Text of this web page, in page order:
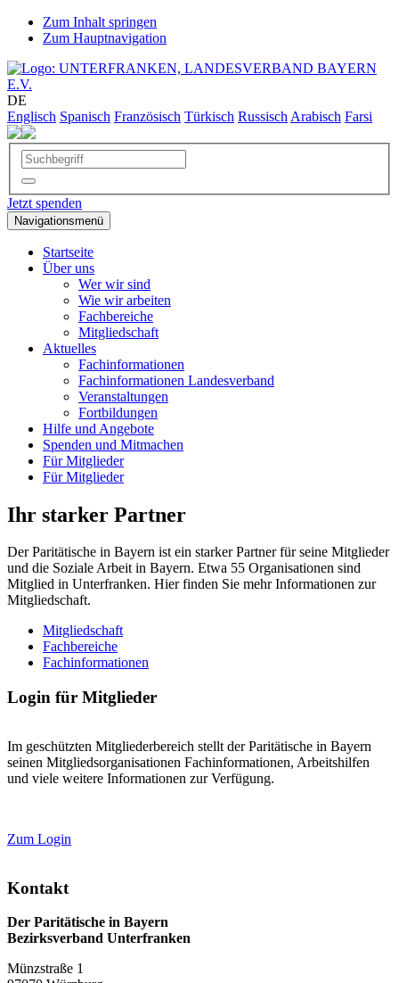
Zum Inhalt springen
Zum Hauptnavigation
DE
Englisch Spanisch Französisch Türkisch Russisch Arabisch Farsi
Jetzt spenden
Navigationsmenü
Startseite
Über uns
Wer wir sind
Wie wir arbeiten
Fachbereiche
Mitgliedschaft
Aktuelles
Fachinformationen
Fachinformationen Landesverband
Veranstaltungen
Fortbildungen
Hilfe und Angebote
Spenden und Mitmachen
Für Mitglieder
Für Mitglieder
Ihr starker Partner
Der Paritätische in Bayern ist ein starker Partner für seine Mitglieder
und die Soziale Arbeit in Bayern. Etwa 55 Organisationen sind
Mitglied in Unterfranken. Hier finden Sie mehr Informationen zur
Mitgliedschaft.
Mitgliedschaft
Fachbereiche
Fachinformationen
Login für Mitglieder
Im geschützten Mitgliederbereich stellt der Paritätische in Bayern
seinen Mitgliedsorganisationen Fachinformationen, Arbeitshilfen
und viele weitere Informationen zur Verfügung.
Zum Login
Kontakt
Der Paritätische in Bayern
Bezirksverband Unterfranken
Münzstraße 1